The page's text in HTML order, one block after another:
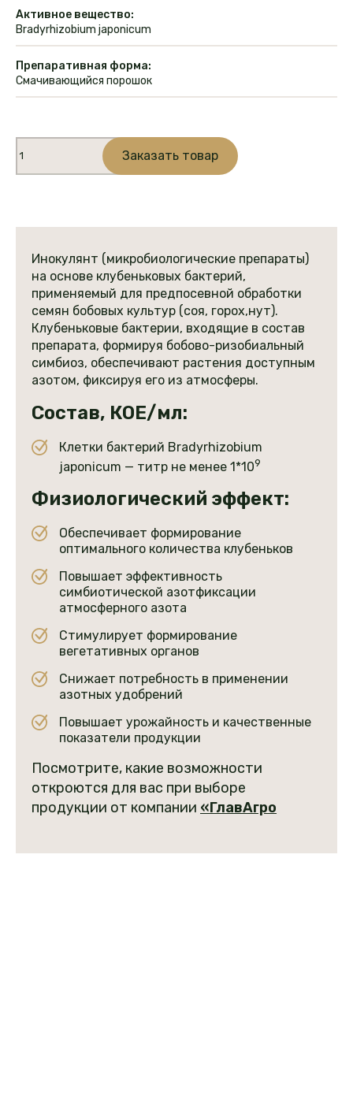
Активное вещество:
Bradyrhizobium japonicum
Препаративная форма:
Смачивающийся порошок
товара
Альфариз
Заказать товар
Инокулянт (микробиологические препараты)
на основе клубеньковых бактерий,
применяемый для предпосевной обработки
семян бобовых культур (соя, горох,нут).
Клубеньковые бактерии, входящие в состав
препарата, формируя бобово-ризобиальный
симбиоз, обеспечивают растения доступным
азотом, фиксируя его из атмосферы.
Состав, КОЕ/мл:
Клетки бактерий Bradyrhizobium
japonicum — титр не менее 1*109
Физиологический эффект:
Обеспечивает формирование
оптимального количества клубеньков
Повышает эффективность
симбиотической азотфиксации
атмосферного азота
Стимулирует формирование
вегетативных органов
Снижает потребность в применении
азотных удобрений
Повышает урожайность и качественные
показатели продукции
Посмотрите, какие возможности
откроются для вас при выборе
продукции от компании «ГлавАгро